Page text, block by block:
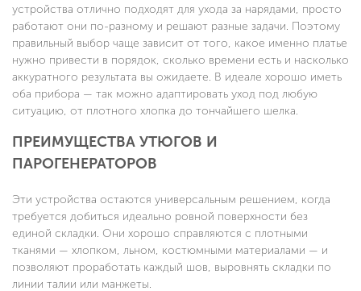
устройства отлично подходят для ухода за нарядами, просто
работают они по-разному и решают разные задачи. Поэтому
правильный выбор чаще зависит от того, какое именно платье
нужно привести в порядок, сколько времени есть и насколько
аккуратного результата вы ожидаете. В идеале хорошо иметь
оба прибора — так можно адаптировать уход под любую
ситуацию, от плотного хлопка до тончайшего шелка.
ПРЕИМУЩЕСТВА УТЮГОВ И
ПАРОГЕНЕРАТОРОВ
Эти устройства остаются универсальным решением, когда
требуется добиться идеально ровной поверхности без
единой складки. Они хорошо справляются с плотными
тканями — хлопком, льном, костюмными материалами — и
позволяют проработать каждый шов, выровнять складки по
линии талии или манжеты.